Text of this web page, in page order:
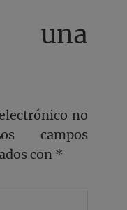
no
campos
con *